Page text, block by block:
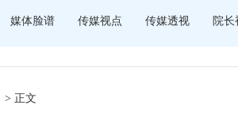
媒体脸谱 传媒视点 传媒透视 院长
> 正文